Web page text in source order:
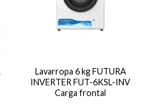
Lavarropa 6 kg FUTURA
INVERTER FUT-6KSL-INV
Carga frontal